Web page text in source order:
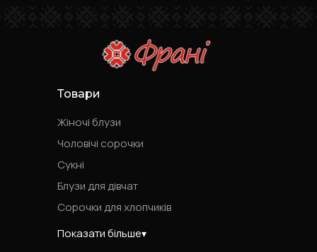
Товари
Жіночі блузи
Чоловічі сорочки
Сукні
Блузи для дівчат
Сорочки для хлопчиків
Показати більше